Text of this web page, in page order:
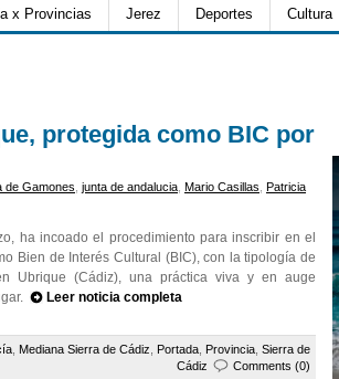
x Provincias Jerez Deportes Cultura
protegida como BIC por
de Gamones junta de andalucia Mario Casillas Patricia
ha incoado el procedimiento para inscribir en el
Bien de Interés Cultural (BIC), con la tipología de
Ubrique (Cádiz), una práctica viva y en auge
Leer noticia completa
Mediana Sierra de Cádiz Portada Provincia Sierra de
Cádiz
Comments (0)